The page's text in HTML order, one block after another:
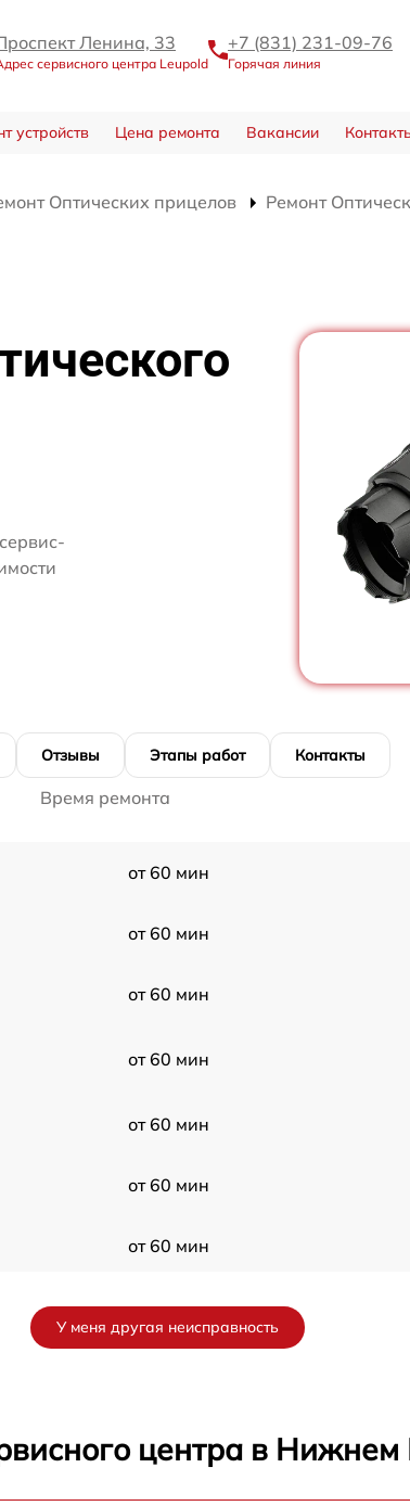
Ленина, 33
сервисного центра Leupold
+7 (831) 231-09-76
Горячая линия
устройств Цена ремонта Вакансии
Оптических прицелов
Ремонт
Отзывы Этапы работ Контакты
Время ремонта
от 60 мин
от 60 мин
от 60 мин
от 60 мин
от 60 мин
от 60 мин
от 60 мин
от 60 мин
от 60 мин
У меня другая неисправность
центра в